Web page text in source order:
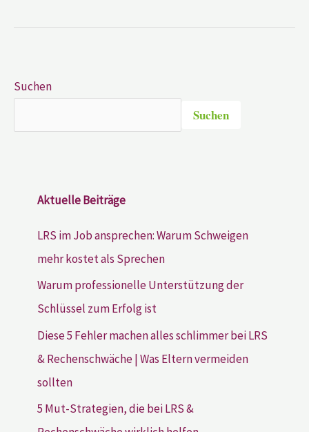
Suchen
Suchen
Aktuelle Beiträge
LRS im Job ansprechen: Warum Schweigen
mehr kostet als Sprechen
Warum professionelle Unterstützung der
Schlüssel zum Erfolg ist
Diese 5 Fehler machen alles schlimmer bei LRS
& Rechenschwäche | Was Eltern vermeiden
sollten
5 Mut-Strategien, die bei LRS &